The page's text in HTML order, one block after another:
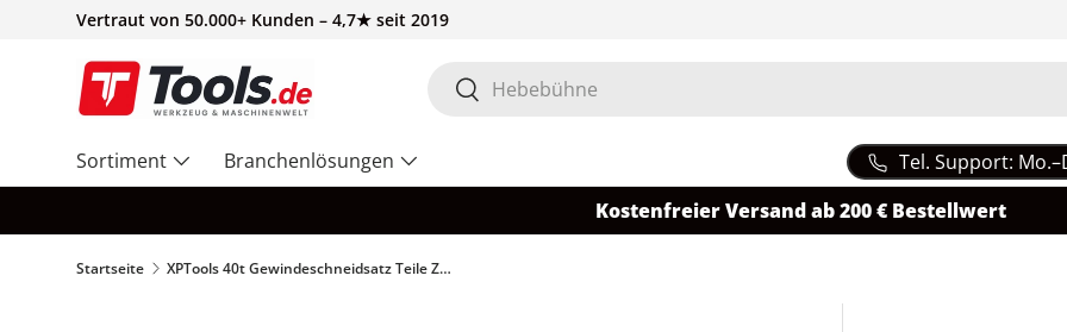
Vertraut von 50.000+ Kunden – 4,7★ seit 2019
Suchen
Suchen
Sortiment Branchenlösungen Tel. Support:
Kostenfreier Versand ab 200 € Bestellwert
Startseite XPTools 40t Gewindeschneidsatz Teile Zoll – TD40I